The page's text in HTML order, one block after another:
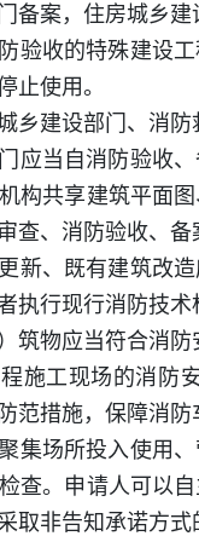
备案，住房城乡
验收的特殊建设
止使用。
乡建设部门、消
应当自消防验收
构共享建筑平面
查、消防验收、
新、既有建筑改
执行现行消防技
筑物应当符合消
施工现场的消防
范措施，保障消
集场所投入使用
查。申请人可以
取非告知承诺方